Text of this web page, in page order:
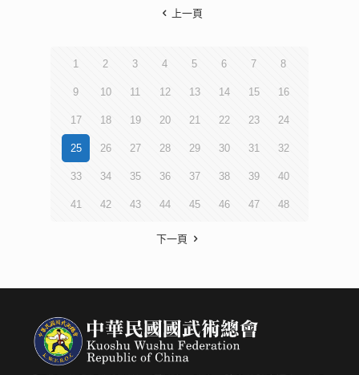
上一頁
1 2 3 4 5 6 7 8
9 10 11 12 13 14 15 16
17 18 19 20 21 22 23 24
25 26 27 28 29 30 31 32
33 34 35 36 37 38 39 40
41 42 43 44 45 46 47 48
下一頁